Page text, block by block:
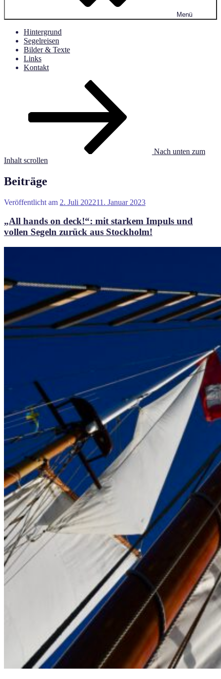
Menü
Hintergrund
Segelreisen
Bilder & Texte
Links
Kontakt
Nach unten zum
Inhalt scrollen
Beiträge
Veröffentlicht am 2. Juli 202211. Januar 2023
„All hands on deck!“: mit starkem Impuls und
vollen Segeln zurück aus Stockholm!